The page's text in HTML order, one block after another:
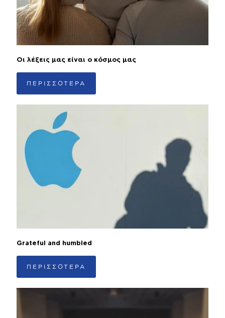
Οι λέξεις μας είναι ο κόσμος μας
ΠΕΡΙΣΣΟΤΕΡΑ
Grateful and humbled
ΠΕΡΙΣΣΟΤΕΡΑ